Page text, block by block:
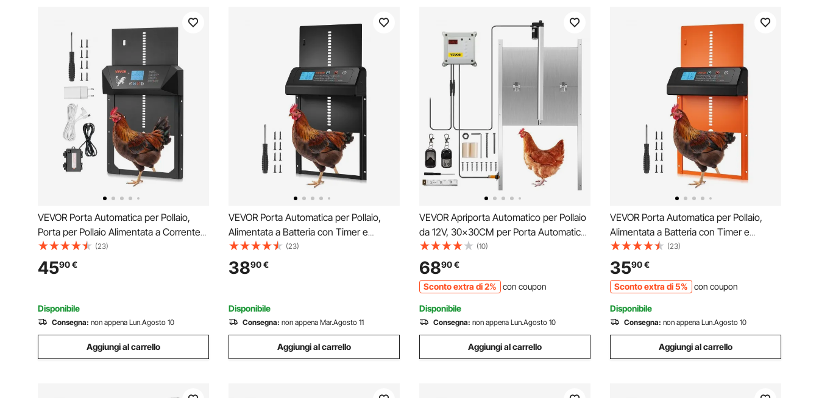
VEVOR Porta Automatica per Pollaio,
Porta per Pollaio Alimentata a Corrente
Continua e a Batteria con Display LCD,
Sensore di Luce, Timer, Sicurezza Anti-
Pizzicamento, Lega di Alluminio
(23)
4590€
Disponibile
Consegna: non appena Lun.Agosto 10
Aggiungi al carrello
VEVOR Porta Automatica per Pollaio,
Alimentata a Batteria con Timer e
Impostazione Manuale, Sicurezza Anti-
Pizzicamento, Apriporta Automatico in
Lega di Alluminio con Guarnizione
(23)
3890€
Disponibile
Consegna: non appena Mar.Agosto 11
Aggiungi al carrello
VEVOR Apriporta Automatico per Pollaio
da 12V, 30x30CM per Porta Automatica
per Pollaio Sensore di Luce del Timer a
Infrarossi con 2 Telecomandi, Gabbia
per Polli Uso per Tutte Polli Anatre
Galline
(10)
6890€
Sconto extra di 2% con coupon
Disponibile
Consegna: non appena Lun.Agosto 10
Aggiungi al carrello
VEVOR Porta Automatica per Pollaio,
Alimentata a Batteria con Timer e
Impostazione Manuale, Anti-
Pizzicamento, Apriporta Automatico in
Lega di Alluminio con Guarnizione
Impermeabile, Arancione
(23)
3590€
Sconto extra di 5% con coupon
Disponibile
Consegna: non appena Lun.Agosto 10
Aggiungi al carrello